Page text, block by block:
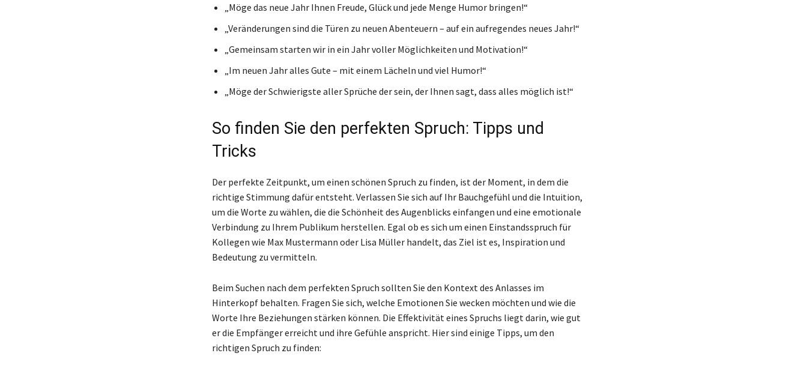
„Möge das neue Jahr Ihnen Freude, Glück und jede Menge Humor bringen!“
„Veränderungen sind die Türen zu neuen Abenteuern – auf ein aufregendes neues Jahr!“
„Gemeinsam starten wir in ein Jahr voller Möglichkeiten und Motivation!“
„Im neuen Jahr alles Gute – mit einem Lächeln und viel Humor!“
„Möge der Schwierigste aller Sprüche der sein, der Ihnen sagt, dass alles möglich ist!“
So finden Sie den perfekten Spruch: Tipps und
Tricks
Der perfekte Zeitpunkt, um einen schönen Spruch zu finden, ist der Moment, in dem die
richtige Stimmung dafür entsteht. Verlassen Sie sich auf Ihr Bauchgefühl und die Intuition,
um die Worte zu wählen, die die Schönheit des Augenblicks einfangen und eine emotionale
Verbindung zu Ihrem Publikum herstellen. Egal ob es sich um einen Einstandsspruch für
Kollegen wie Max Mustermann oder Lisa Müller handelt, das Ziel ist es, Inspiration und
Bedeutung zu vermitteln.
Beim Suchen nach dem perfekten Spruch sollten Sie den Kontext des Anlasses im
Hinterkopf behalten. Fragen Sie sich, welche Emotionen Sie wecken möchten und wie die
Worte Ihre Beziehungen stärken können. Die Effektivität eines Spruchs liegt darin, wie gut
er die Empfänger erreicht und ihre Gefühle anspricht. Hier sind einige Tipps, um den
richtigen Spruch zu finden: